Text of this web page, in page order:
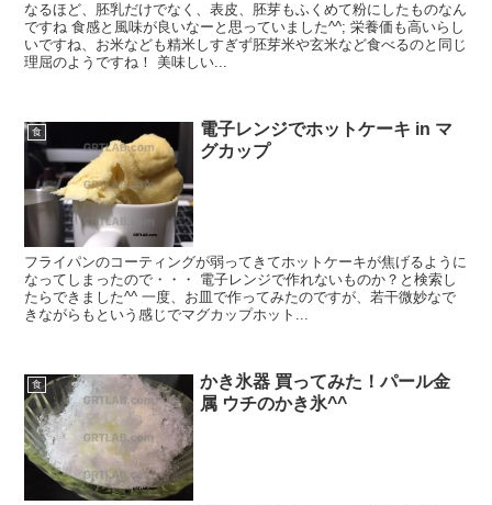
なるほど、胚乳だけでなく、表皮、胚芽もふくめて粉にしたものなん
ですね 食感と風味が良いなーと思っていました^^; 栄養価も高いらし
いですね、お米なども精米しすぎず胚芽米や玄米など食べるのと同じ
理屈のようですね！ 美味しい...
食
電子レンジでホットケーキ in マ
グカップ
フライパンのコーティングが弱ってきてホットケーキが焦げるように
なってしまったので・・・ 電子レンジで作れないものか？と検索し
たらできました^^ 一度、お皿で作ってみたのですが、若干微妙なで
きながらもという感じでマグカップホット...
食
かき氷器 買ってみた！パール金
属 ウチのかき氷^^